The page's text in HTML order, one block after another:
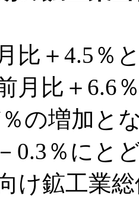
比＋4.5％
月比＋6.6
の増加と
0.3％にと
け鉱工業